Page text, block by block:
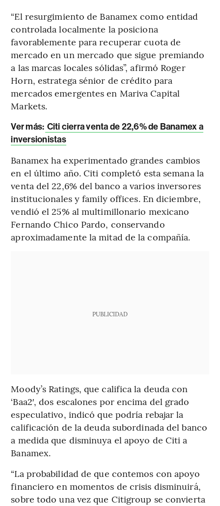
“El resurgimiento de Banamex como entidad
controlada localmente la posiciona
favorablemente para recuperar cuota de
mercado en un mercado que sigue premiando
a las marcas locales sólidas”, afirmó Roger
Horn, estratega sénior de crédito para
mercados emergentes en Mariva Capital
Markets.
Ver más: Citi cierra venta de 22,6% de Banamex a
inversionistas
Banamex ha experimentado grandes cambios
en el último año. Citi completó esta semana la
venta del 22,6% del banco a varios inversores
institucionales y family offices. En diciembre,
vendió el 25% al ​​multimillonario mexicano
Fernando Chico Pardo, conservando
aproximadamente la mitad de la compañía.
PUBLICIDAD
Moody’s Ratings, que califica la deuda con
‘Baa2′, dos escalones por encima del grado
especulativo, indicó que podría rebajar la
calificación de la deuda subordinada del banco
a medida que disminuya el apoyo de Citi a
Banamex.
“La probabilidad de que contemos con apoyo
financiero en momentos de crisis disminuirá,
sobre todo una vez que Citigroup se convierta